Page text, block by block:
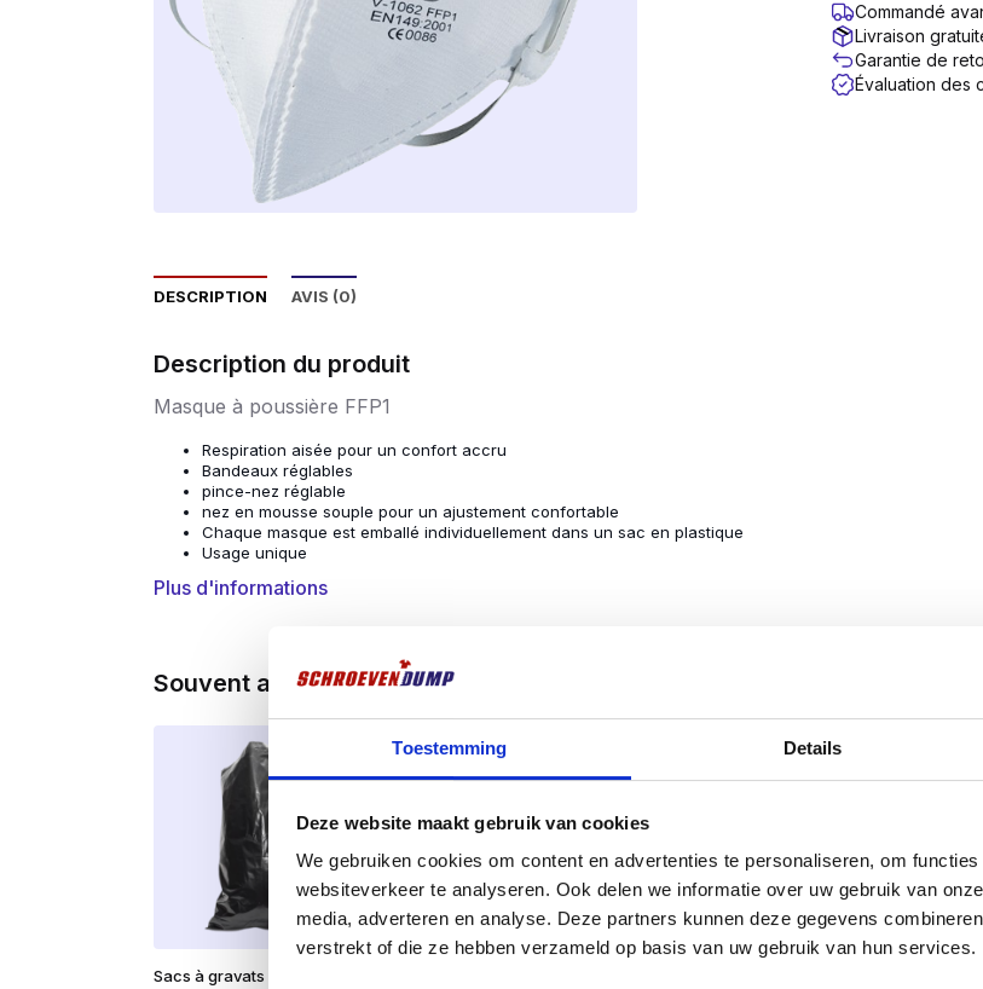
Toestemming Details
Deze website maakt gebruik van cookies
We gebruiken cookies om content en advertenties te personaliseren, om
websiteverkeer te analyseren. Ook delen we informatie over uw gebruik van
media, adverteren en analyse. Deze partners kunnen deze gegevens
verstrekt of die ze hebben verzameld op basis van uw gebruik van hun services.
Commandé
Livraison
Garantie de
Évaluation des
DESCRIPTION AVIS (0)
Description du produit
Masque à poussière FFP1
Respiration aisée pour un confort accru
Bandeaux réglables
pince-nez réglable
nez en mousse souple pour un ajustement confortable
Chaque masque est emballé individuellement dans un sac en plastique
Usage unique
bois, le fer, les textiles, le verre et l’huile.
Plus d'informations
Souvent achetés ensemble
Sacs à gravats et à déchets